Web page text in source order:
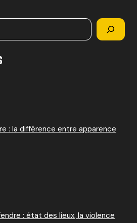
r
: la différence entre apparence
: état des lieux, la violence